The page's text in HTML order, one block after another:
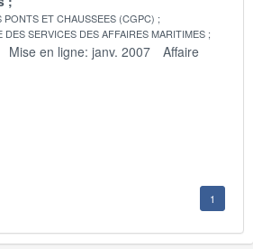
ET CHAUSSEES (CGPC)
SERVICES DES AFFAIRES MARITIMES
Mise en ligne: janv. 2007
Affaire
1